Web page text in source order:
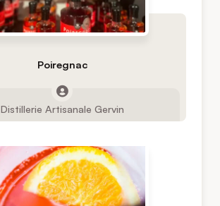
Poiregnac
Distillerie Artisanale Gervin